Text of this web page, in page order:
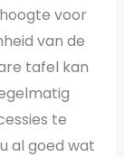
voor
van de
tafel kan
te
al goed wat